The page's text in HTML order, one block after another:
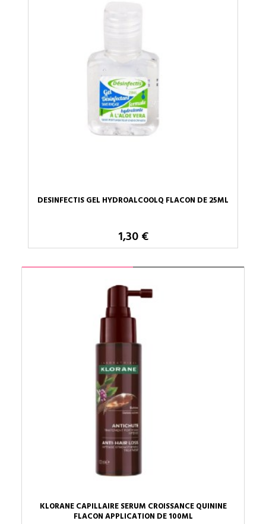
DESINFECTIS GEL HYDROALCOOLQ FLACON DE 25ML
1,30 €
KLORANE CAPILLAIRE SERUM CROISSANCE QUININE
FLACON APPLICATION DE 100ML